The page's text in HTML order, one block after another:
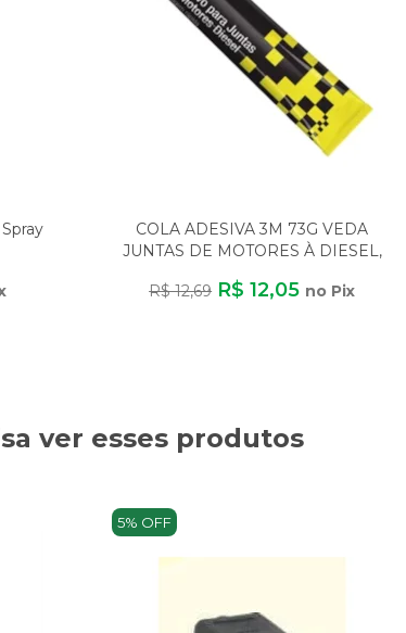
COLA ADESIVA 3M 73G VEDA
JUNTAS DE MOTORES À DIESEL,
R$ 12,69 R$ 12,05 no Pix
ver esses produtos
5% OFF